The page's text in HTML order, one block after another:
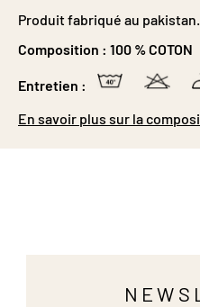
Produit fabriqué au pakistan.
Composition : 100 % COTON
Entretien :
En savoir plus sur la